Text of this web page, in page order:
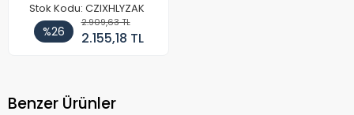
Stok Kodu: CZIXHLYZAK
%26
2.909,63 TL
2.155,18 TL
Benzer Ürünler